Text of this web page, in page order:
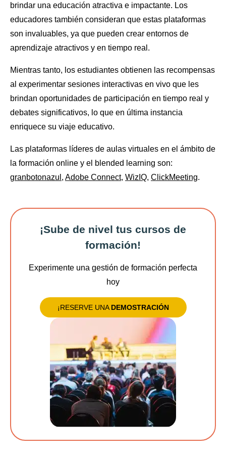
brindar una educación atractiva e impactante. Los
educadores también consideran que estas plataformas
son invaluables, ya que pueden crear entornos de
aprendizaje atractivos y en tiempo real.
Mientras tanto, los estudiantes obtienen las recompensas
al experimentar sesiones interactivas en vivo que les
brindan oportunidades de participación en tiempo real y
debates significativos, lo que en última instancia
enriquece su viaje educativo.
Las plataformas líderes de aulas virtuales en el ámbito de
la formación online y el blended learning son:
granbotonazul , Adobe Connect, WizIQ, ClickMeeting.
¡Sube de nivel tus cursos de
formación!
Experimente una gestión de formación perfecta
hoy
¡RESERVE UNA DEMOSTRACIÓN